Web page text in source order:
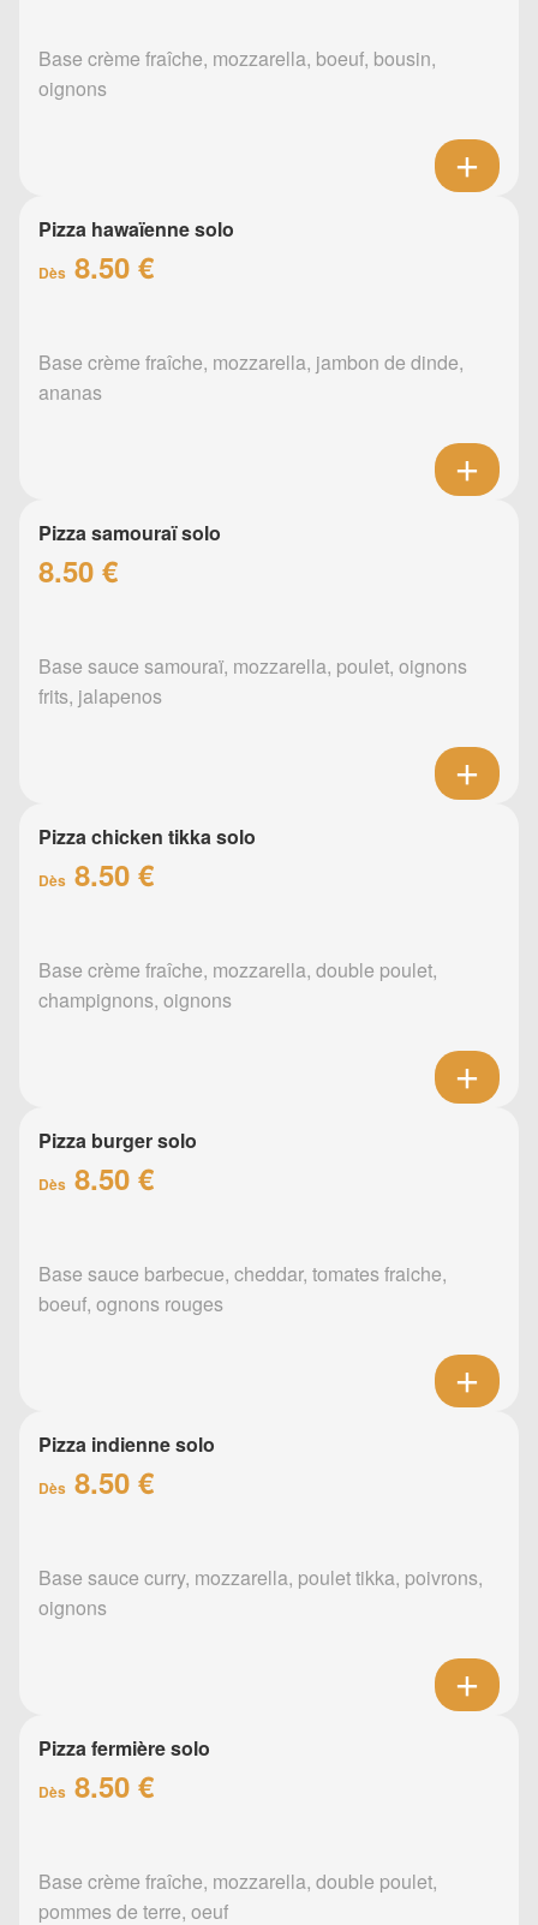
Base crème fraîche, mozzarella, boeuf, bousin,
oignons
Pizza hawaïenne solo
Dès 8.50 €
Base crème fraîche, mozzarella, jambon de dinde,
ananas
Pizza samouraï solo
8.50 €
Base sauce samouraï, mozzarella, poulet, oignons
frits, jalapenos
Pizza chicken tikka solo
Dès 8.50 €
Base crème fraîche, mozzarella, double poulet,
champignons, oignons
Pizza burger solo
Dès 8.50 €
Base sauce barbecue, cheddar, tomates fraiche,
boeuf, ognons rouges
Pizza indienne solo
Dès 8.50 €
Base sauce curry, mozzarella, poulet tikka, poivrons,
oignons
Pizza fermière solo
Dès 8.50 €
Base crème fraîche, mozzarella, double poulet,
pommes de terre, oeuf